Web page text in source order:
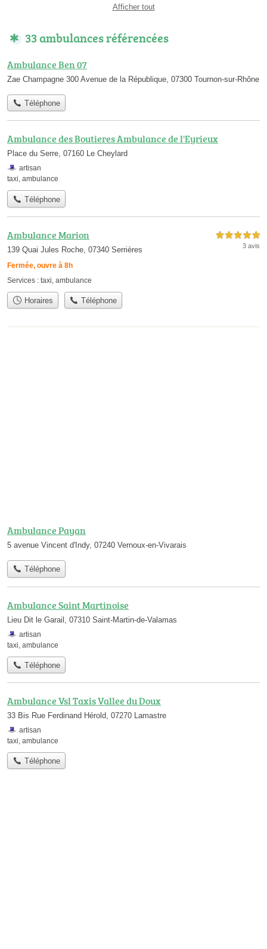
Afficher tout
33 ambulances référencées
Ambulance Ben 07
Zae Champagne 300 Avenue de la République, 07300 Tournon-sur-Rhône
Téléphone
Ambulance des Boutieres Ambulance de l'Eyrieux
Place du Serre, 07160 Le Cheylard
artisan
taxi, ambulance
Téléphone
Ambulance Marion
139 Quai Jules Roche, 07340 Serrières
Fermée, ouvre à 8h
5,0 étoiles sur 5
3 avis
Services : taxi ambulance
Horaires Téléphone
Ambulance Payan
5 avenue Vincent d'Indy, 07240 Vernoux-en-Vivarais
Téléphone
Ambulance Saint Martinoise
Lieu Dit le Garail, 07310 Saint-Martin-de-Valamas
artisan
taxi ambulance
Téléphone
Ambulance Vsl Taxis Vallee du Doux
33 Bis Rue Ferdinand Hérold, 07270 Lamastre
artisan
taxi, ambulance
Téléphone